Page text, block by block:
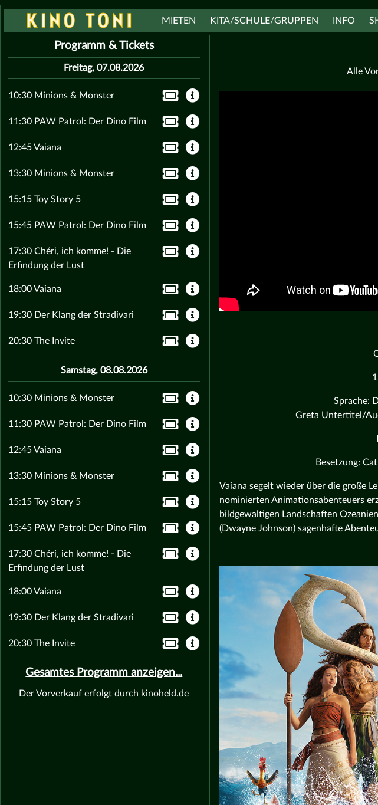
MIETEN KITA/SCHULE/GRUPPEN INFO
Alle
Sprache:
Greta Untertitel/
Besetzung:
Vaiana segelt wieder über die große
nominierten Animationsabenteuers
bildgewaltigen Landschaften
(Dwayne Johnson) sagenhafte
Programm & Tickets
Freitag, 07.08.2026
10:30 Minions & Monster
11:30 PAW Patrol: Der Dino Film
12:45 Vaiana
13:30 Minions & Monster
15:15 Toy Story 5
15:45 PAW Patrol: Der Dino Film
17:30 Chéri, ich komme! - Die
Erfindung der Lust
18:00 Vaiana
19:30 Der Klang der Stradivari
20:30 The Invite
Samstag, 08.08.2026
10:30 Minions & Monster
11:30 PAW Patrol: Der Dino Film
12:45 Vaiana
13:30 Minions & Monster
15:15 Toy Story 5
15:45 PAW Patrol: Der Dino Film
17:30 Chéri, ich komme! - Die
Erfindung der Lust
18:00 Vaiana
19:30 Der Klang der Stradivari
20:30 The Invite
Gesamtes Programm anzeigen...
Der Vorverkauf erfolgt durch kinoheld.de